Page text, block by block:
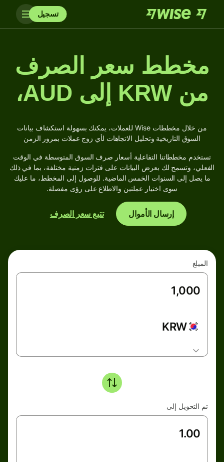
تسجيل
مخطط سعر الصرف
من KRW إلى AUD،
من خلال مخططات Wise للعملات، يمكنك بسهولة استكشاف بيانات
السوق التاريخية وتحليل الاتجاهات لأي زوج عملات بمرور الزمن
تستخدم مخططاتنا التفاعلية أسعار صرف السوق المتوسطة في الوقت
الفعلي، وتسمح لك بعرض البيانات على فترات زمنية مختلفة، بما في ذلك
ما يصل إلى السنوات الخمس الماضية. للوصول إلى المخطط، ما عليك
سوى اختيار عملتين والاطلاع على رؤى مفصلة.
إرسال الأموال تتبع سعر الصرف
المبلغ
KRW
تم التحويل إلى